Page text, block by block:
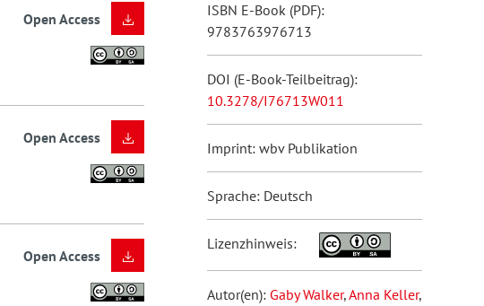
Open Access
Open Access
Open Access
ISBN E-Book (PDF):
9783763976713
DOI (E-Book-Teilbeitrag):
10.3278/I76713W011
Imprint: wbv Publikation
Sprache: Deutsch
Lizenzhinweis:
Autor(en): Gaby Walker,Anna Keller,